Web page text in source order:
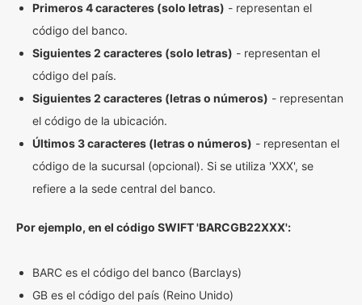
Primeros 4 caracteres (solo letras) - representan el
código del banco.
Siguientes 2 caracteres (solo letras) - representan el
código del país.
Siguientes 2 caracteres (letras o números) - representan
el código de la ubicación.
Últimos 3 caracteres (letras o números) - representan el
código de la sucursal (opcional). Si se utiliza 'XXX', se
refiere a la sede central del banco.
Por ejemplo, en el código SWIFT 'BARCGB22XXX':
BARC es el código del banco (Barclays)
GB es el código del país (Reino Unido)